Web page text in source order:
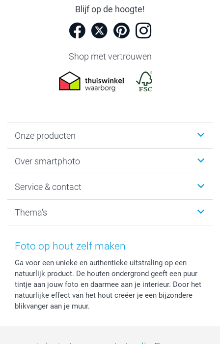
Blijf op de hoogte!
Shop met vertrouwen
Onze producten
Fotoboeken
Fotocadeaus
Kaarten
Over smartphoto
Vacatures
Bestelproces
Herroepingsrecht
Cookiebeleid
Reviews
Prijslijst
Investor Relations
Service & contact
Tevredenheidsgarantie
Mijn orderstatus
smartbonus
smartfriends
service@smartphoto.nl
Affiliate partnerprogramma
Partnerships
Thema's
Baby
Moederdag
Vaderdag
Huwelijk
Foto op hout zelf maken
Ga voor een unieke en authentieke uitstraling op een
natuurlijk product. De houten ondergrond geeft een puur
tintje aan jouw foto en daarmee aan je interieur. Door het
natuurlijke effect van het hout creëer je een bijzondere
blikvanger aan je muur.